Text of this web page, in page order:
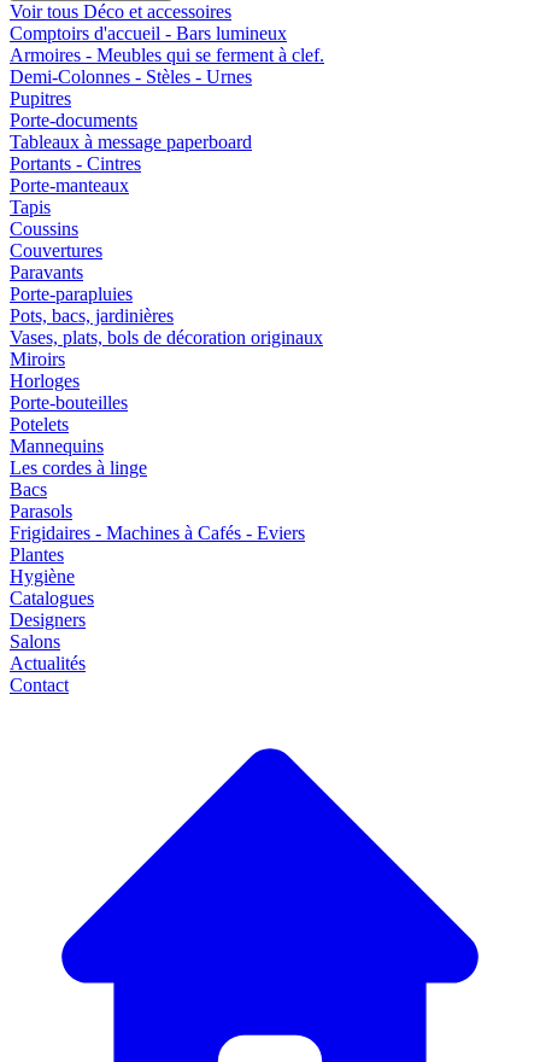
Voir tous Déco et accessoires
Comptoirs d'accueil - Bars lumineux
Armoires - Meubles qui se ferment à clef.
Demi-Colonnes - Stèles - Urnes
Pupitres
Porte-documents
Tableaux à message paperboard
Portants - Cintres
Porte-manteaux
Tapis
Coussins
Couvertures
Paravants
Porte-parapluies
Pots, bacs, jardinières
Vases, plats, bols de décoration originaux
Miroirs
Horloges
Porte-bouteilles
Potelets
Mannequins
Les cordes à linge
Bacs
Parasols
Frigidaires - Machines à Cafés - Eviers
Plantes
Hygiène
Catalogues
Designers
Salons
Actualités
Contact